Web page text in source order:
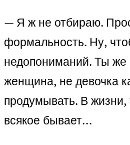
— Я ж не отбираю.
формальность. Ну,
недопониманий. Ты же
женщина, не девочка
продумывать. В
всякое бывает…